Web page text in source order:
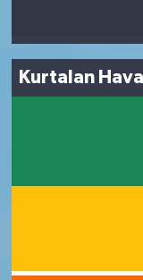
Kurtalan